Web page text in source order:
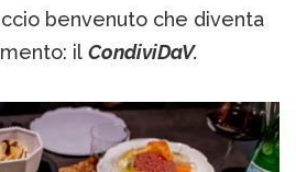
benvenuto che diventa
il CondiviDaV.